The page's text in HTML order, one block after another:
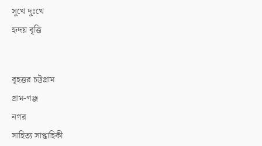
সুখে দুঃখে
হৃদয় বৃত্তি
বৃহত্তর চট্টগ্রাম
গ্রাম-গঞ্জ
নগর
সাহিত্য সাপ্তাহিকী